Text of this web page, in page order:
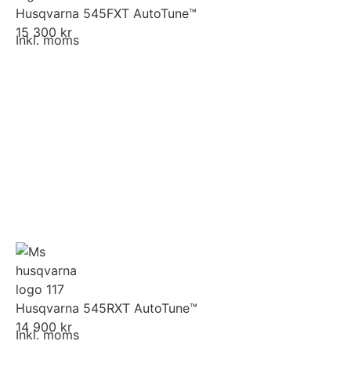
Husqvarna 545FXT AutoTune™
15 300 kr
Inkl. moms
Husqvarna 545RXT AutoTune™
14 900 kr
Inkl. moms